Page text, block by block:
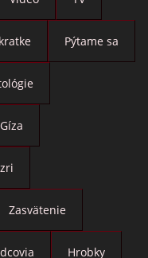
Pýtame sa
Zasvätenie
Hrobky